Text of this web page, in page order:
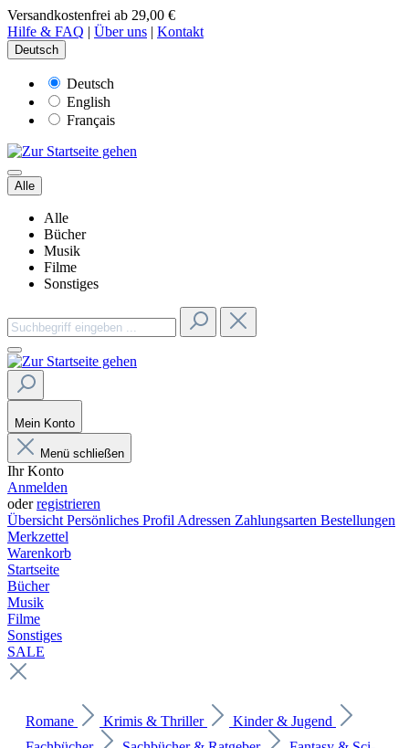
Versandkostenfrei ab 29,00 €
Hilfe & FAQ | Über uns | Kontakt
Deutsch
Deutsch
English
Français
Alle
Alle
Bücher
Musik
Filme
Sonstiges
Mein Konto
Menü schließen
Ihr Konto
Anmelden
oderregistrieren
Übersicht Persönliches Profil Adressen Zahlungsarten Bestellungen
Merkzettel
Warenkorb
Startseite
Bücher
Musik
Filme
Sonstiges
SALE
Romane Krimis & Thriller
Kinder & Jugend